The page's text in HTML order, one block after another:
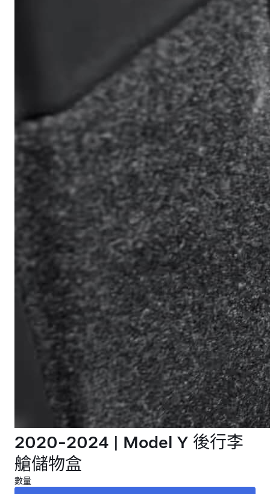
2020-2024 | Model Y 後行李
艙儲物盒
數量